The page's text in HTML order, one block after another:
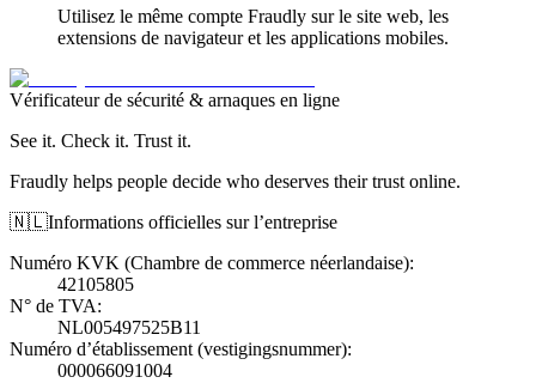
Utilisez le même compte Fraudly sur le site web, les
extensions de navigateur et les applications mobiles.
Vérificateur de sécurité & arnaques en ligne
See it. Check it. Trust it.
Fraudly helps people decide who deserves their trust online.
🇳🇱Informations officielles sur l’entreprise
Numéro KVK (Chambre de commerce néerlandaise):
42105805
N° de TVA:
NL005497525B11
Numéro d’établissement (vestigingsnummer):
000066091004